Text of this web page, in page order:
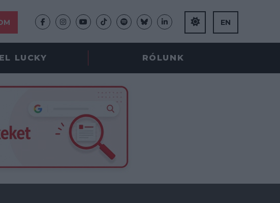
EN
LUCKY RÓLUNK